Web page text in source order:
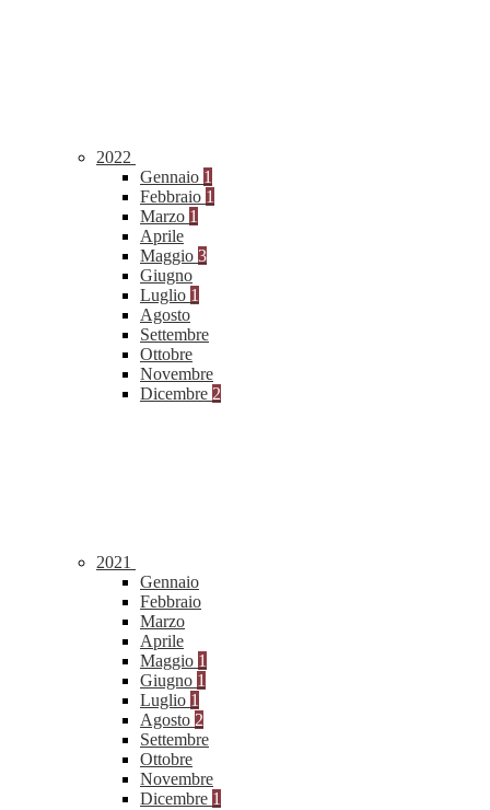
2022
Gennaio 1
Febbraio 1
Marzo 1
Aprile
Maggio 3
Giugno
Luglio 1
Agosto
Settembre
Ottobre
Novembre
Dicembre 2
2021
Gennaio
Febbraio
Marzo
Aprile
Maggio 1
Giugno 1
Luglio 1
Agosto 2
Settembre
Ottobre
Novembre
Dicembre 1